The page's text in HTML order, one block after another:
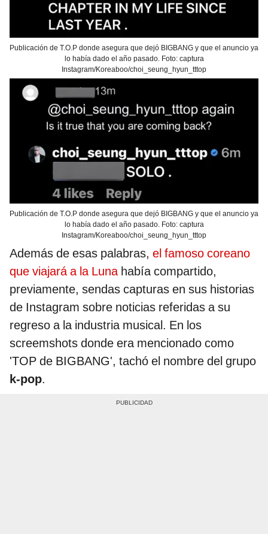
Publicación de T.O.P donde asegura que dejó BIGBANG y que el anuncio ya
lo había dado el año pasado. Foto: captura
Instagram/Koreaboo/choi_seung_hyun_tttop
Publicación de T.O.P donde asegura que dejó BIGBANG y que el anuncio ya
lo había dado el año pasado. Foto: captura
Instagram/Koreaboo/choi_seung_hyun_tttop
Además de esas palabras, el famoso coreano
que viajará a la Lunahabía compartido,
previamente, sendas capturas en sus historias
de Instagram sobre noticias referidas a su
regreso a la industria musical. En los
screemshots donde era mencionado como
'TOP de BIGBANG', tachó el nombre del grupo
k-pop.